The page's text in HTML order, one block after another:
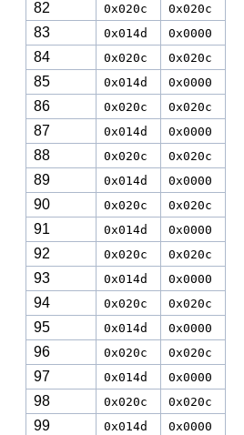
82 0x020c 0x020c
83 0x014d 0x0000
84 0x020c 0x020c
85 0x014d 0x0000
86 0x020c 0x020c
87 0x014d 0x0000
88 0x020c 0x020c
89 0x014d 0x0000
90 0x020c 0x020c
91 0x014d 0x0000
92 0x020c 0x020c
93 0x014d 0x0000
94 0x020c 0x020c
95 0x014d 0x0000
96 0x020c 0x020c
97 0x014d 0x0000
98 0x020c 0x020c
99 0x014d 0x0000